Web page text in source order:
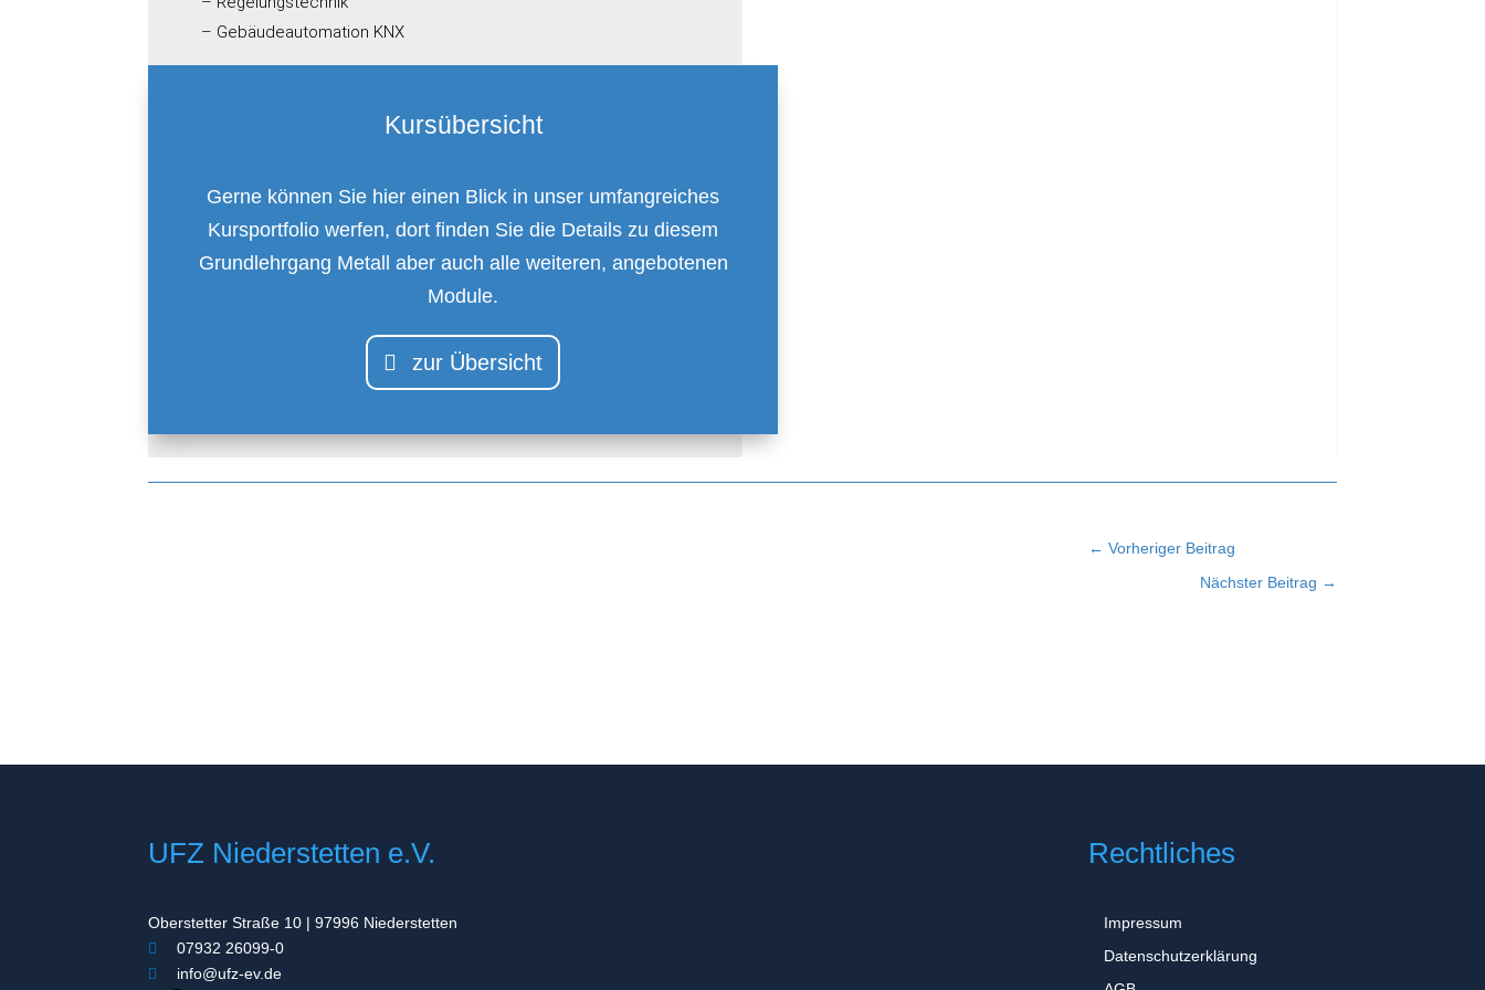
– Gebäudeautomation KNX
Kursübersicht
Gerne können Sie hier einen Blick in unser umfangreiches
Kursportfolio werfen, dort finden Sie die Details zu diesem
Grundlehrgang Metall aber auch alle weiteren, angebotenen
Module.
zur Übersicht
←Vorheriger Beitrag
Nächster Beitrag →
UFZ Niederstetten e.V.
Oberstetter Straße 10 | 97996 Niederstetten
07932 26099-0
info@ufz-ev.de
Rechtliches
Impressum
Datenschutzerklärung